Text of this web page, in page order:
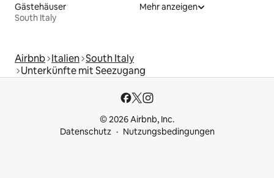
Gästehäuser
South Italy
Mehr anzeigen
Airbnb Italien South Italy
Unterkünfte mit Seezugang
© 2026 Airbnb, Inc.
Datenschutz
Nutzungsbedingungen